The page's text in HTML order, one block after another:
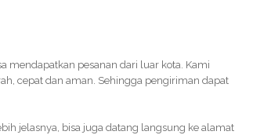
mendapatkan pesanan dari luar kota. Kami
cepat dan aman. Sehingga pengiriman dapat
jelasnya, bisa juga datang langsung ke alamat